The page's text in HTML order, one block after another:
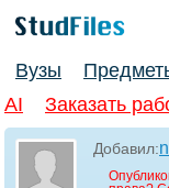
Вузы
AI
Заказать
Добавил: